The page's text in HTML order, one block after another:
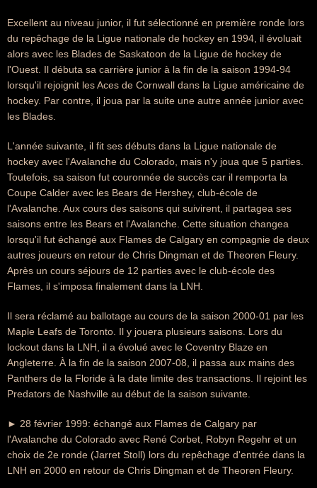
Excellent au niveau junior, il fut sélectionné en première ronde lors
du repêchage de la Ligue nationale de hockey en 1994, il évoluait
alors avec les Blades de Saskatoon de la Ligue de hockey de
l'Ouest. Il débuta sa carrière junior à la fin de la saison 1994-94
lorsqu'il rejoignit les Aces de Cornwall dans la Ligue américaine de
hockey. Par contre, il joua par la suite une autre année junior avec
les Blades.
L'année suivante, il fit ses débuts dans la Ligue nationale de
hockey avec l'Avalanche du Colorado, mais n'y joua que 5 parties.
Toutefois, sa saison fut couronnée de succès car il remporta la
Coupe Calder avec les Bears de Hershey, club-école de
l'Avalanche. Aux cours des saisons qui suivirent, il partagea ses
saisons entre les Bears et l'Avalanche. Cette situation changea
lorsqu'il fut échangé aux Flames de Calgary en compagnie de deux
autres joueurs en retour de Chris Dingman et de Theoren Fleury.
Après un cours séjours de 12 parties avec le club-école des
Flames, il s'imposa finalement dans la LNH.
Il sera réclamé au ballotage au cours de la saison 2000-01 par les
Maple Leafs de Toronto. Il y jouera plusieurs saisons. Lors du
lockout dans la LNH, il a évolué avec le Coventry Blaze en
Angleterre. À la fin de la saison 2007-08, il passa aux mains des
Panthers de la Floride à la date limite des transactions. Il rejoint les
Predators de Nashville au début de la saison suivante.
► 28 février 1999: échangé aux Flames de Calgary par
l'Avalanche du Colorado avec René Corbet, Robyn Regehr et un
choix de 2e ronde (Jarret Stoll) lors du repêchage d'entrée dans la
LNH en 2000 en retour de Chris Dingman et de Theoren Fleury.